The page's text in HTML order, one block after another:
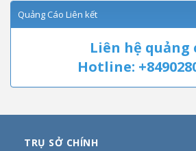
Quảng Cáo Liên kết
Liên hệ quảng
Hotline:
TRỤ SỞ CHÍNH